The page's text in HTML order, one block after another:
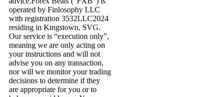
operated by Finlosophy LLC
with registration 3532LLC2024
residing in Kingstown, SVG.
Our service is “execution only”,
meaning we are only acting on
your instructions and will not
advise you on any transaction,
nor will we monitor your trading
decisions to determine if they
are appropriate for you or to